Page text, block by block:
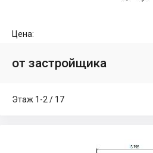
Цена:
от застройщика
Этаж 1-2 / 17